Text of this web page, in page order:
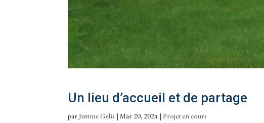
Un lieu d’accueil et de partage
parJustine Gelis |Mar 20, 2024 |Projet en cours